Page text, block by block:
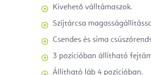
Kivehető válltámaszok.
Szíjtárcsa
Csendes és sima
3 pozícióban állítható
Állítható láb 4 pozícióban.